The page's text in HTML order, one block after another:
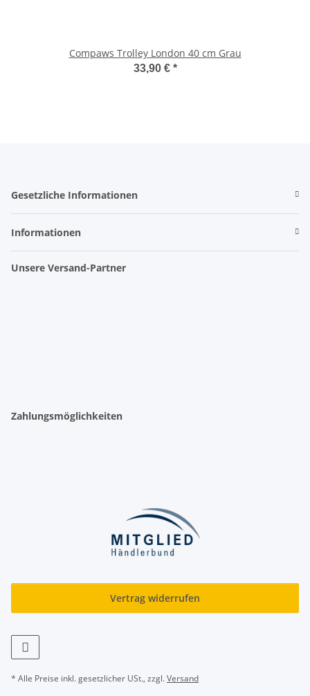
Compaws Trolley London 40 cm Grau
33,90 € *
Gesetzliche Informationen
Informationen
Unsere Versand-Partner
Zahlungsmöglichkeiten
Vertrag widerrufen
* Alle Preise inkl. gesetzlicher USt., zzgl.Versand